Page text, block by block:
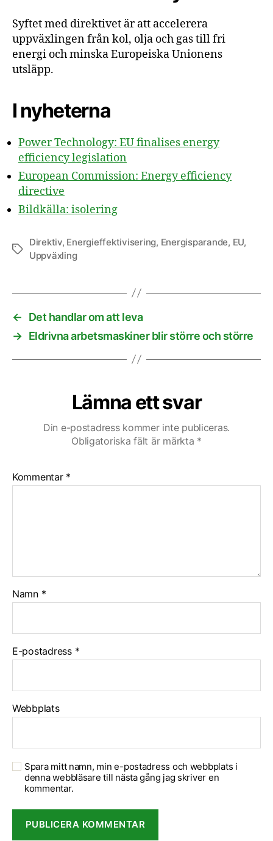
Syftet med direktivet är att accelerera
uppväxlingen från kol, olja och gas till fri
energi och minska Europeiska Unionens
utsläpp.
I nyheterna
Power Technology: EU finalises energy
efficiency legislation
European Commission: Energy efficiency
directive
Bildkälla: isolering
Etiketter
Direktiv, Energieffektivisering, Energisparande, EU,
Uppväxling
←
Det handlar om att leva
→ Eldrivna arbetsmaskiner blir större och större
Lämna ett svar
Din e-postadress kommer inte publiceras.
Obligatoriska fält är märkta *
Kommentar *
Namn *
E-postadress *
Webbplats
Spara mitt namn, min e-postadress och webbplats i
denna webbläsare till nästa gång jag skriver en
kommentar.